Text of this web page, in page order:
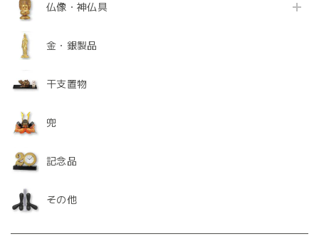
仏像・神仏具
金・銀製品
干支置物
兜
記念品
その他